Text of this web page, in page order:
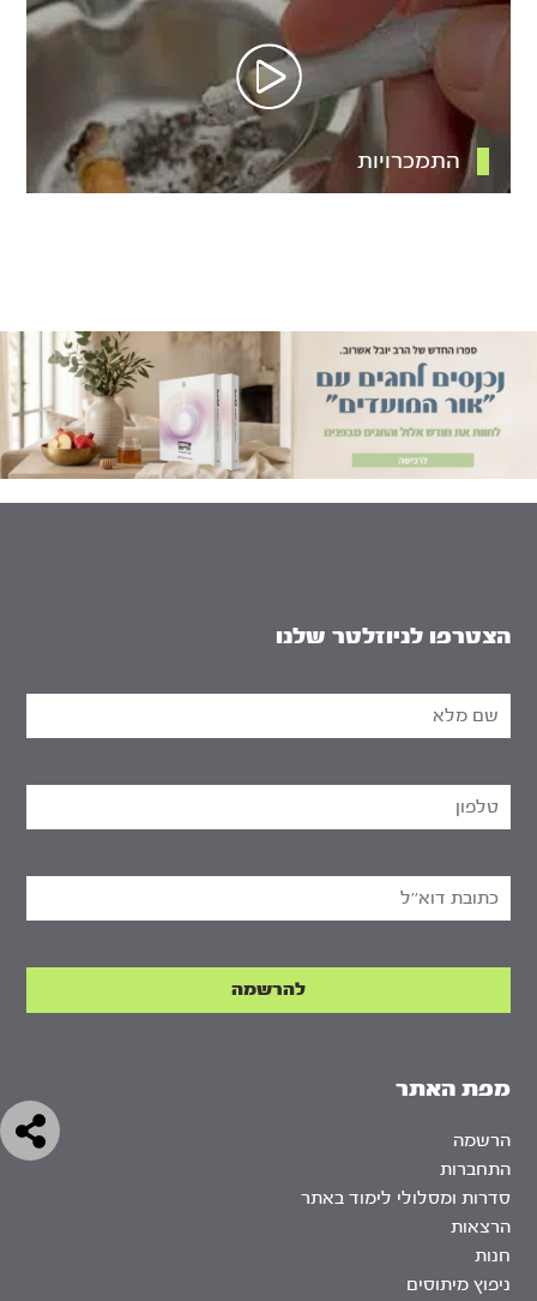
התמכרויות
מפת האתר
הרשמה
התחברות
סדרות ומסלולי לימוד באתר
הרצאות
חנות
ניפוץ מיתוסים
הצטרפו לניוזלטר שלנו